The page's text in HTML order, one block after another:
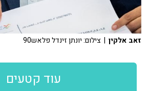
זאב אלקין | צילום: יונתן זינדל פלאש90
עוד קטעים